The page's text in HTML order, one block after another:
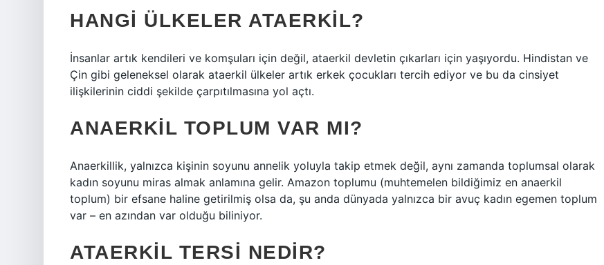
HANGI ÜLKELER ATAERKIL?
İnsanlar artık kendileri ve komşuları için değil, ataerkil devletin çıkarları için yaşıyordu. Hindistan ve
Çin gibi geleneksel olarak ataerkil ülkeler artık erkek çocukları tercih ediyor ve bu da cinsiyet
ilişkilerinin ciddi şekilde çarpıtılmasına yol açtı.
ANAERKIL TOPLUM VAR MI?
Anaerkillik, yalnızca kişinin soyunu annelik yoluyla takip etmek değil, aynı zamanda toplumsal olarak
kadın soyunu miras almak anlamına gelir. Amazon toplumu (muhtemelen bildiğimiz en anaerkil
toplum) bir efsane haline getirilmiş olsa da, şu anda dünyada yalnızca bir avuç kadın egemen toplum
var – en azından var olduğu biliniyor.
ATAERKIL TERSI NEDIR?